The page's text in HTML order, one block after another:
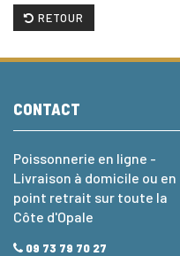
RETOUR
CONTACT
Poissonnerie en ligne -
Livraison à domicile ou en
point retrait sur toute la
Côte d'Opale
09 73 79 70 27